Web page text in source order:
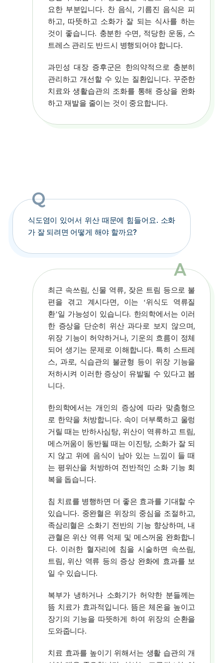
요한 부분입니다. 찬 음식, 기름진 음식은 피
하고, 따뜻하고 소화가 잘 되는 식사를 하는
것이 좋습니다. 충분한 수면, 적당한 운동, 스
트레스 관리도 반드시 병행되어야 합니다.
과민성 대장 증후군은 한의약적으로 충분히
관리하고 개선할 수 있는 질환입니다. 꾸준한
치료와 생활습관의 조화를 통해 증상을 완화
하고 재발을 줄이는 것이 중요합니다.
식도염이 있어서 위산 때문에 힘들어요. 소화
가 잘 되려면 어떻게 해야 할까요?
최근 속쓰림, 신물 역류, 잦은 트림 등으로 불
편을 겪고 계시다면, 이는 ‘위식도 역류질
환’일 가능성이 있습니다. 한의학에서는 이러
한 증상을 단순히 위산 과다로 보지 않으며,
위장 기능이 허약하거나, 기운의 흐름이 정체
되어 생기는 문제로 이해합니다. 특히 스트레
스, 과로, 식습관의 불균형 등이 위장 기능을
저하시켜 이러한 증상이 유발될 수 있다고 봅
니다.
한의학에서는 개인의 증상에 따라 맞춤형으
로 한약을 처방합니다. 속이 더부룩하고 울렁
거릴 때는 반하사심탕, 위산이 역류하고 트림,
메스꺼움이 동반될 때는 이진탕, 소화가 잘 되
지 않고 위에 음식이 남아 있는 느낌이 들 때
는 평위산을 처방하여 전반적인 소화 기능 회
복을 돕습니다.
침 치료를 병행하면 더 좋은 효과를 기대할 수
있습니다. 중완혈은 위장의 중심을 조절하고,
족삼리혈은 소화기 전반의 기능 향상하며, 내
관혈은 위산 역류 억제 및 메스꺼움 완화합니
다. 이러한 혈자리에 침을 시술하면 속쓰림,
트림, 위산 역류 등의 증상 완화에 효과를 보
일 수 있습니다.
복부가 냉하거나 소화기가 허약한 분들께는
뜸 치료가 효과적입니다. 뜸은 체온을 높이고
장기의 기능을 따뜻하게 하여 위장의 순환을
도와줍니다.
치료 효과를 높이기 위해서는 생활 습관의 개